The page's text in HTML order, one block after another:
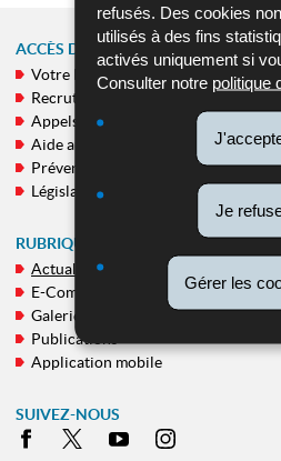
refusés. Des cookies
utilisés à des fins
activés uniquement si
Consulter notre politique
Je
Gérer les
MENU
DE
NAVIGATION
ACCÈS DIRECT
Votre Police
Recrutement
Appels publics
Aide aux victimes
Prévention
Législation
RUBRIQUES TRANSVERSALES
Actualités
E-Commissariat
Galeries
Publications
Application mobile
SUIVEZ-NOUS
Facebook
X Youtube